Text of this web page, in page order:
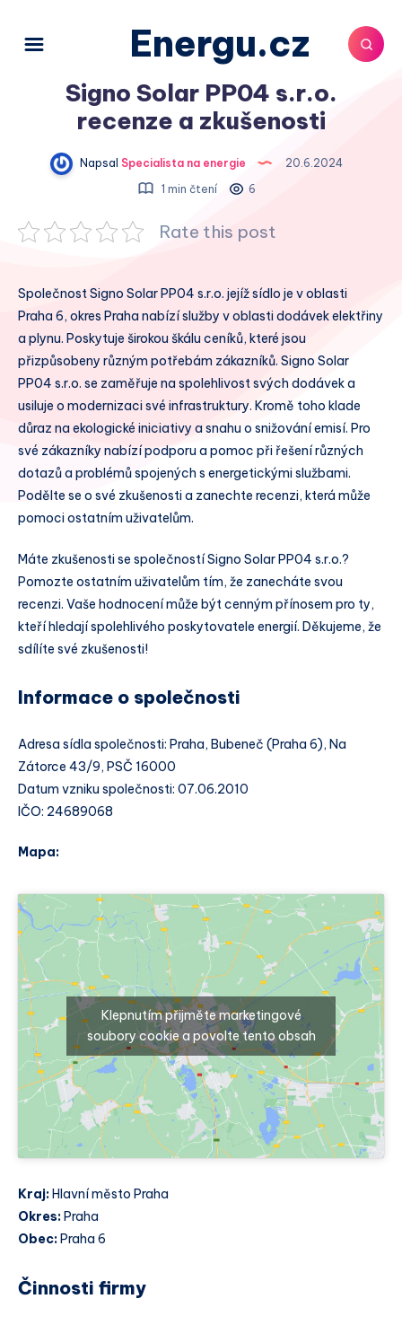
Energu.cz
Signo Solar PP04 s.r.o.
recenze a zkušenosti
Napsal Specialista na energie
20.6.2024
1 min čtení
6
Rate this post
Společnost Signo Solar PP04 s.r.o. jejíž sídlo je v oblasti
Praha 6, okres Praha nabízí služby v oblasti dodávek elektřiny
a plynu. Poskytuje širokou škálu ceníků, které jsou
přizpůsobeny různým potřebám zákazníků. Signo Solar
PP04 s.r.o. se zaměřuje na spolehlivost svých dodávek a
usiluje o modernizaci své infrastruktury. Kromě toho klade
důraz na ekologické iniciativy a snahu o snižování emisí. Pro
své zákazníky nabízí podporu a pomoc při řešení různých
dotazů a problémů spojených s energetickými službami.
Podělte se o své zkušenosti a zanechte recenzi, která může
pomoci ostatním uživatelům.
Máte zkušenosti se společností Signo Solar PP04 s.r.o.?
Pomozte ostatním uživatelům tím, že zanecháte svou
recenzi. Vaše hodnocení může být cenným přínosem pro ty,
kteří hledají spolehlivého poskytovatele energií. Děkujeme, že
sdílíte své zkušenosti!
Informace o společnosti
Adresa sídla společnosti: Praha, Bubeneč (Praha 6), Na
Zátorce 43/9, PSČ 16000
Datum vzniku společnosti: 07.06.2010
IČO: 24689068
Mapa:
Klepnutím přijměte marketingové
soubory cookie a povolte tento obsah
Kraj: Hlavní město Praha
Okres: Praha
Obec: Praha 6
Činnosti firmy